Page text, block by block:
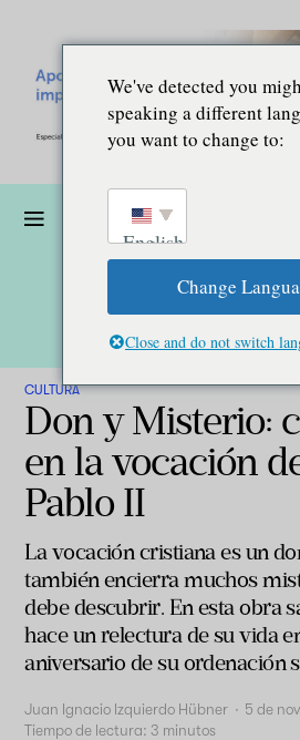
CULTURA
Don y Misterio:
en la vocación
Pablo II
La vocación cristiana es un
también encierra muchos
debe descubrir. En esta obra
hace un relectura de su vida
aniversario de su ordenación
Juan Ignacio Izquierdo Hübner · 5 de
Tiempo de lectura: 3 minutos
We've detected you
speaking a different
you want to change to:
English
Change
Close and do not switch